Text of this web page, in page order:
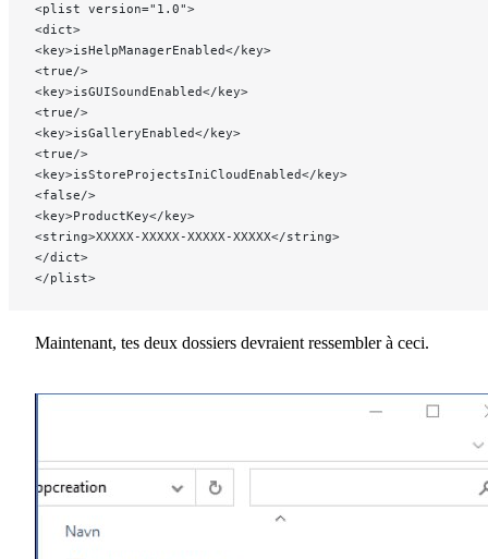
<plist version="1.0">
<dict>
<key>isHelpManagerEnabled</key>
<true/>
<key>isGUISoundEnabled</key>
<true/>
<key>isGalleryEnabled</key>
<true/>
<key>isStoreProjectsIniCloudEnabled</key>
<false/>
<key>ProductKey</key>
<string>XXXXX-XXXXX-XXXXX-XXXXX</string>
</dict>
</plist>
Maintenant, tes deux dossiers devraient ressembler à ceci.